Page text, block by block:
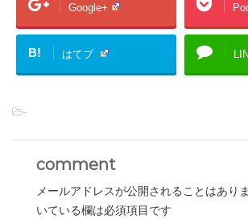
Google+
B! はてブ
-
comment
メールアドレスが公開されることはありま
いている欄は必須項目です